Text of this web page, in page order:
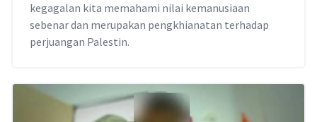
kegagalan kita memahami nilai kemanusiaan
sebenar dan merupakan pengkhianatan terhadap
perjuangan Palestin.